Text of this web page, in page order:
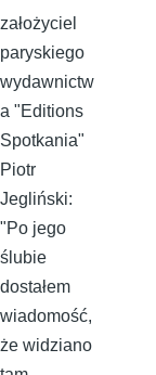
założyciel
paryskiego
wydawnictw
a "Editions
Spotkania"
Piotr
Jegliński:
"Po jego
ślubie
dostałem
wiadomość,
że widziano